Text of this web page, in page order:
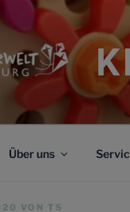
Über uns
VON TS